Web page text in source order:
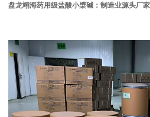
盘龙翊海药用级盐酸小檗碱：制造业源头厂